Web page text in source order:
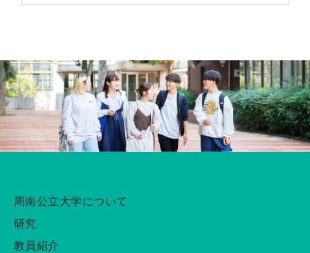
周南公立大学について
研究
教員紹介